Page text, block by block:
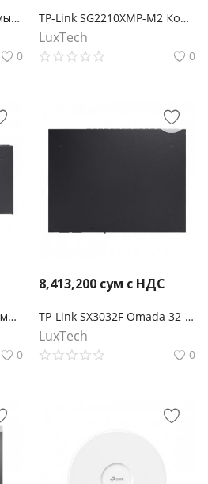
S5500-48GP4F Управляемый коммутатор Omada Pro 48 портов PoE+ Gigabit L2+ с 4 слотами SFP
0
TP-Link SG2210XMP-M2 Коммутатор Smart с 8 портами 2.5GBASE-T PoE+ и 2 портами 10GE SFP+ Omada
LuxTech
0
TP-Link SX3832 Управляемый коммутатор Omada 24-портовый 10GBASE-T L2+ с 8 слотами 10GE SFP+
0
8,413,200 сум с НДС
TP-Link SX3032F Omada 32-портовый 10-гигабитный управляемый SFP+ коммутатор L2+
LuxTech
0